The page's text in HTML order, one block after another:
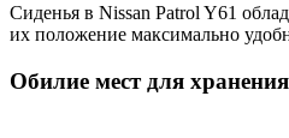
Сиденья в Nissan Patrol Y61
их положение максимально
Обилие мест для хранения